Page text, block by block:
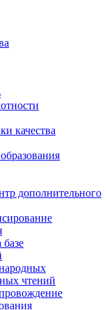
качества
дополнительного
чтений